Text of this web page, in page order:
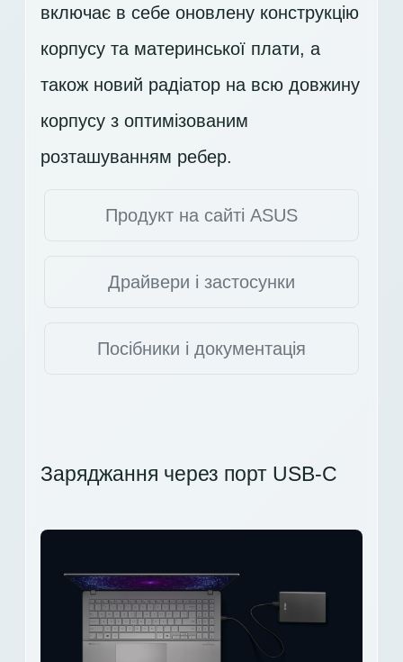
включає в себе оновлену конструкцію
корпусу та материнської плати, а
також новий радіатор на всю довжину
корпусу з оптимізованим
розташуванням ребер.
Продукт на сайті ASUS
Драйвери і застосунки
Посібники і документація
Заряджання через порт USB-C